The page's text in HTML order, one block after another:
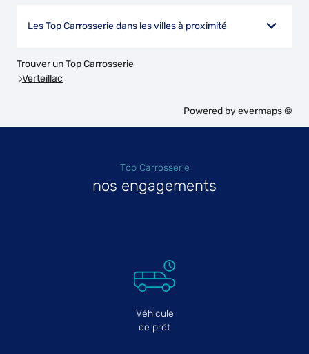
Les Top Carrosserie dans les villes à proximité
Trouver un Top Carrosserie
Verteillac
Powered byevermaps ©
Top Carrosserie
nos engagements
Véhicule
de prêt